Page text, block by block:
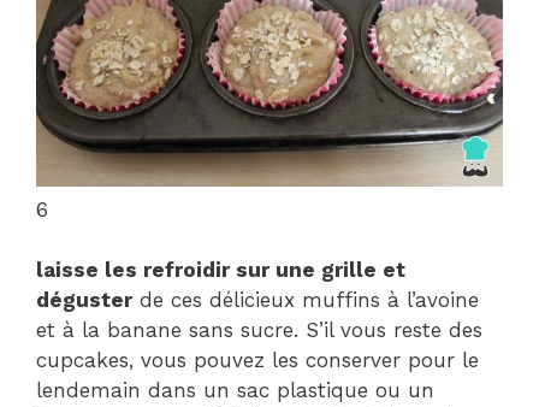
6
laisse les refroidir sur une grille et
dégusterde ces délicieux muffins à l’avoine
et à la banane sans sucre. S’il vous reste des
cupcakes, vous pouvez les conserver pour le
lendemain dans un sac plastique ou un